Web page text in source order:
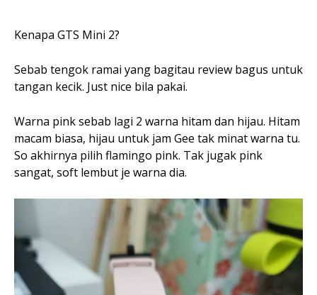
Kenapa GTS Mini 2?
Sebab tengok ramai yang bagitau review bagus untuk
tangan kecik. Just nice bila pakai.
Warna pink sebab lagi 2 warna hitam dan hijau. Hitam
macam biasa, hijau untuk jam Gee tak minat warna tu.
So akhirnya pilih flamingo pink. Tak jugak pink
sangat, soft lembut je warna dia.